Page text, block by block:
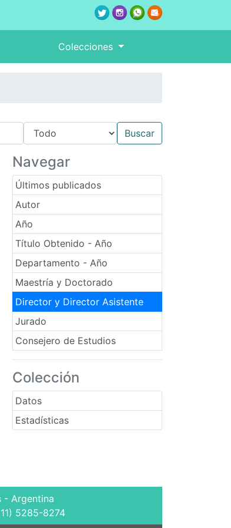
Colecciones
Navegar
Últimos publicados
Autor
Año
Título Obtenido - Año
Departamento - Año
Maestría y Doctorado
Director y Director Asistente
Jurado
Consejero de Estudios
Colección
Datos
Estadísticas
- Argentina
5285-8274